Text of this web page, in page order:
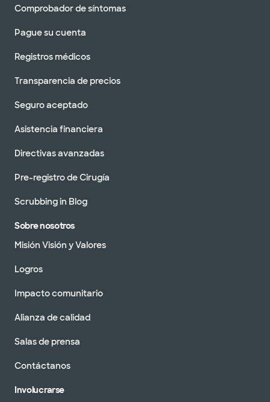
Comprobador de síntomas
Pague su cuenta
Registros médicos
Transparencia de precios
Seguro aceptado
Asistencia financiera
Directivas avanzadas
Pre-registro de Cirugía
Scrubbing in Blog
Sobre nosotros
Misión Visión y Valores
Logros
Impacto comunitario
Alianza de calidad
Salas de prensa
Contáctanos
Involucrarse